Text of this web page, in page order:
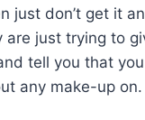
just don’t get it
are just trying to
tell you that
any make-up on.